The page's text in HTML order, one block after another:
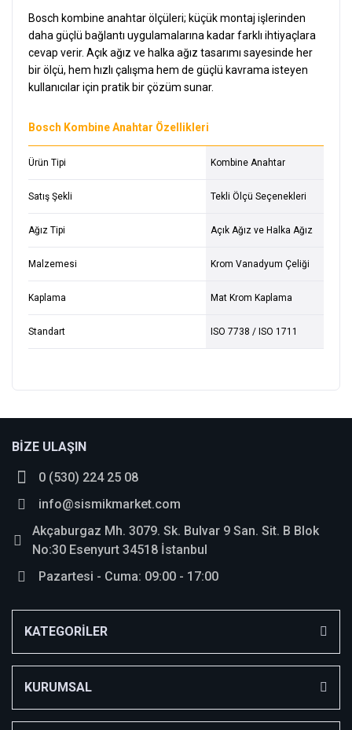
Bosch kombine anahtar ölçüleri; küçük montaj işlerinden
daha güçlü bağlantı uygulamalarına kadar farklı ihtiyaçlara
cevap verir. Açık ağız ve halka ağız tasarımı sayesinde her
bir ölçü, hem hızlı çalışma hem de güçlü kavrama isteyen
kullanıcılar için pratik bir çözüm sunar.
Bosch Kombine Anahtar Özellikleri
Ürün Tipi Kombine Anahtar
Satış Şekli Tekli Ölçü Seçenekleri
Ağız Tipi Açık Ağız ve Halka Ağız
Malzemesi Krom Vanadyum Çeliği
Kaplama Mat Krom Kaplama
Standart ISO 7738 / ISO 1711
BİZE ULAŞIN
0 (530) 224 25 08
info@sismikmarket.com
Akçaburgaz Mh. 3079. Sk. Bulvar 9 San. Sit. B Blok
No:30 Esenyurt 34518 İstanbul
Pazartesi - Cuma: 09:00 - 17:00
KATEGORİLER
KURUMSAL